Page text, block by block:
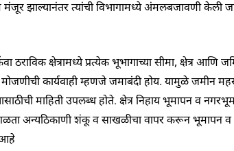
झाल्यानंतर त्यांची विभागामध्ये अंमलबजावणी केली
ठराविकक्षेत्रामध्येप्रत्येकभूभागाच्यासीमा, क्षेत्रआणि
कार्यवाही म्हणजेजमाबंदीहोय. यामुळेजमीन
माहितीउपलब्धहोते. क्षेत्र निहायभूमापनव
अन्यठिकाणीशंकूवसाखळीचावापरकरूनभूमापनव
आहे